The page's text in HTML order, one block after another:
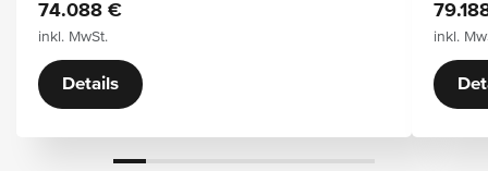
74.088 €
inkl. MwSt.
Details
inkl.